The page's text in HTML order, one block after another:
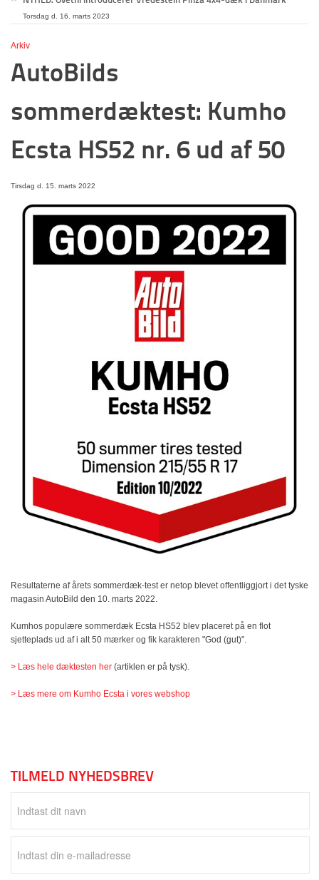
Torsdag d. 16. marts 2023
Arkiv
AutoBilds
sommerdæktest: Kumho
Ecsta HS52 nr. 6 ud af 50
Tirsdag d. 15. marts 2022
Resultaterne af årets sommerdæk-test er netop blevet offentliggjort i det tyske
magasin AutoBild den 10. marts 2022.
Kumhos populære sommerdæk Ecsta HS52 blev placeret på en flot
sjetteplads ud af i alt 50 mærker og fik karakteren "God (gut)".
> Læs hele dæktesten her (artiklen er på tysk).
> Læs mere om Kumho Ecsta i vores webshop
TILMELD NYHEDSBREV